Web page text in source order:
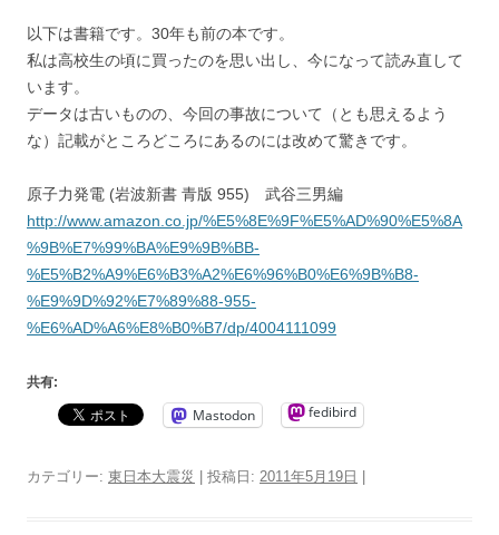
以下は書籍です。30年も前の本です。
私は高校生の頃に買ったのを思い出し、今になって読み直して
います。
データは古いものの、今回の事故について（とも思えるよう
な）記載がところどころにあるのには改めて驚きです。
原子力発電 (岩波新書 青版 955) 武谷三男編
http://www.amazon.co.jp/%E5%8E%9F%E5%AD%90%E5%8A
%9B%E7%99%BA%E9%9B%BB-
%E5%B2%A9%E6%B3%A2%E6%96%B0%E6%9B%B8-
%E9%9D%92%E7%89%88-955-
%E6%AD%A6%E8%B0%B7/dp/4004111099
共有:
Mastodon fedibird
カテゴリー: 東日本大震災 | 投稿日: 2011年5月19日 |